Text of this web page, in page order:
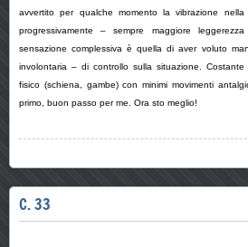
avvertito per qualche momento la vibrazione
progressivamente – sempre maggiore
sensazione complessiva è quella di aver voluto
involontaria – di controllo sulla situazione.
fisico (schiena, gambe) con minimi movimenti
primo, buon passo per me. Ora sto meglio!
C. 33